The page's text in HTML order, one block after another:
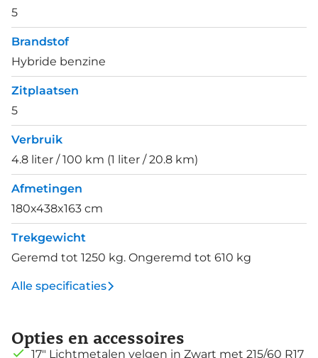
5
Brandstof
Hybride benzine
Zitplaatsen
5
Verbruik
4.8 liter / 100 km (1 liter / 20.8 km)
Afmetingen
180x438x163 cm
Trekgewicht
Geremd tot 1250 kg. Ongeremd tot 610 kg
Alle specificaties
Opties en accessoires
17" Lichtmetalen velgen in Zwart met 215/60 R17